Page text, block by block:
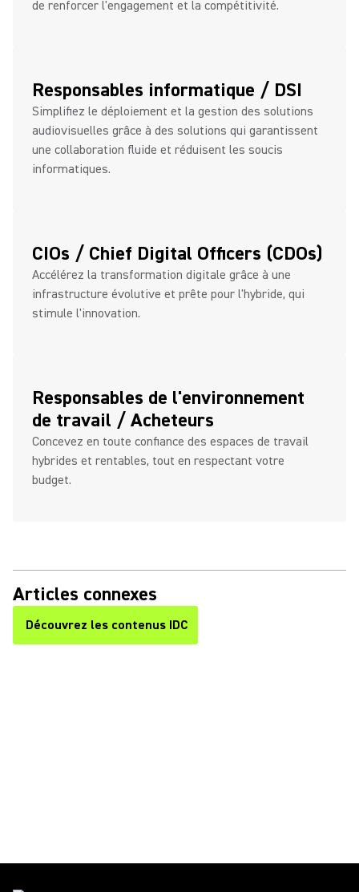
de renforcer l'engagement et la compétitivité.
Responsables informatique / DSI
Simplifiez le déploiement et la gestion des solutions
audiovisuelles grâce à des solutions qui garantissent
une collaboration fluide et réduisent les soucis
informatiques.
CIOs / Chief Digital Officers (CDOs)
Accélérez la transformation digitale grâce à une
infrastructure évolutive et prête pour l'hybride, qui
stimule l'innovation.
Responsables de l'environnement
de travail / Acheteurs
Concevez en toute confiance des espaces de travail
hybrides et rentables, tout en respectant votre
budget.
Articles connexes
Découvrez les contenus IDC